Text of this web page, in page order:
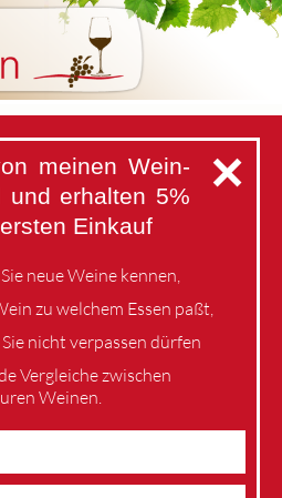
✕
meinen Wein-
und erhalten 5%
Einkauf
neue Weine kennen,
zu welchem Essen paßt,
nicht verpassen dürfen
Vergleiche zwischen
Weinen.